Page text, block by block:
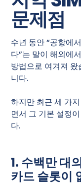
문제점
수년 동안 “공항에
다”는 말이 해외에
방법으로 여겨져
니다.
하지만 최근 세 가
면서 그 기본 설정
다.
1. 수백만 대
카드 슬롯이